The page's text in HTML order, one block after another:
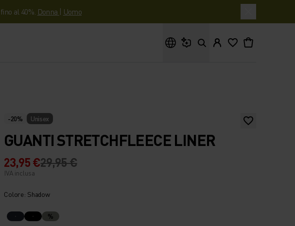
al 40%. Donna | Uomo
-20% Unisex
GUANTI STRETCHFLEECE LINER
23,95 €29,95 €
IVA inclusa
Colore: Shadow
%